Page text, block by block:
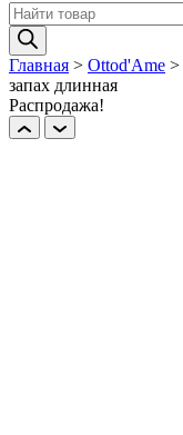
Поиск
товаров
Главная > Ottod'Ame >
запах длинная
Распродажа!